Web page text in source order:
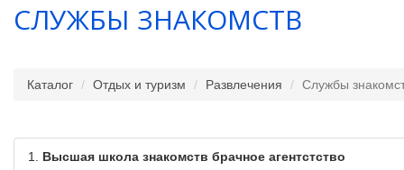
СЛУЖБЫ ЗНАКОМСТВ
Каталог Отдых и туризм Развлечения Службы
1. Высшая школа знакомств брачное агентстство